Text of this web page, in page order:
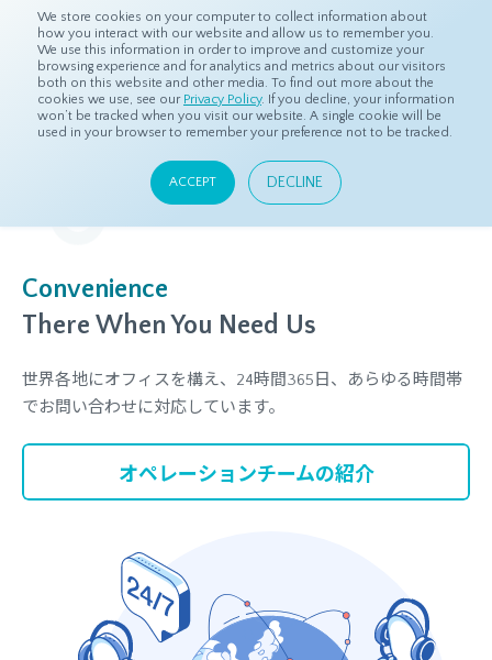
We store cookies on your computer to collect information about
how you interact with our website and allow us to remember you.
We use this information in order to improve and customize your
browsing experience and for analytics and metrics about our visitors
both on this website and other media. To find out more about the
cookies we use, see our Privacy Policy. If you decline, your information
won’t be tracked when you visit our website. A single cookie will be
used in your browser to remember your preference not to be tracked.
ACCEPT DECLINE
ホーム プロダクト オペレーション
オペレーション
様々な言語を話す社員によるサポートが可能です。
Convenience
There When You Need Us
世界各地にオフィスを構え、24時間365日、あらゆる時間帯
でお問い合わせに対応しています。
オペレーションチームの紹介